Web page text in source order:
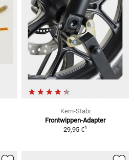
Kern-Stabi
Frontwippen-Adapter
29,95 €1